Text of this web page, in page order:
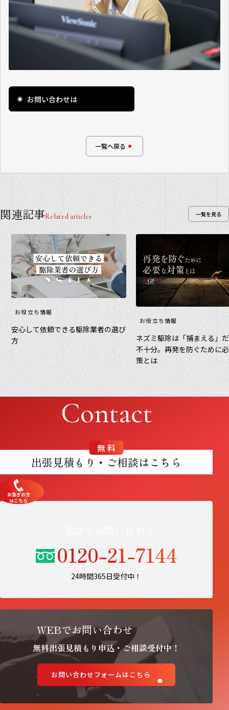
お問い合わせは
一覧へ戻る
関連記事Related articles 一覧を見る
お役立ち情報
安心して依頼できる駆除業者の選び
方
お役立ち情報
ネズミ駆除は「捕まえる」
不十分。再発を防ぐために
策とは
Contact
無料
出張見積もり・ご相談はこちら
お急ぎの方
はこちら
0120-21-7144
24時間365日受付中！
WEBでお問い合わせ
無料出張見積もり申込・ご相談受付中！
お問い合わせフォームはこちら